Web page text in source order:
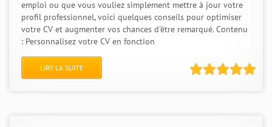
emploi ou que vous vouliez simplement mettre à jour votre
profil professionnel, voici quelques conseils pour optimiser
votre CV et augmenter vos chances d'être remarqué. Contenu
: Personnalisez votre CV en fonction
LIRE LA SUITE